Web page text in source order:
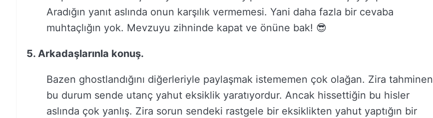
Aradığın yanıt aslında onun karşılık vermemesi. Yani daha fazla bir cevaba
muhtaçlığın yok. Mevzuyu zihninde kapat ve önüne bak! 😎
5. Arkadaşlarınla konuş.
Bazen ghostlandığını diğerleriyle paylaşmak istememen çok olağan. Zira tahminen
bu durum sende utanç yahut eksiklik yaratıyordur. Ancak hissettiğin bu hisler
aslında çok yanlış. Zira sorun sendeki rastgele bir eksiklikten yahut yaptığın bir